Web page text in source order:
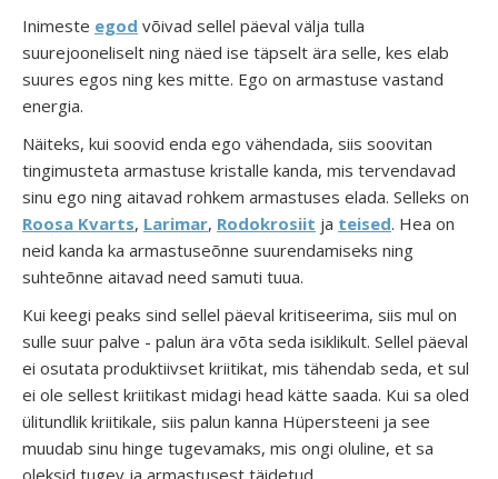
Inimeste egod võivad sellel päeval välja tulla
suurejooneliselt ning näed ise täpselt ära selle, kes elab
suures egos ning kes mitte. Ego on armastuse vastand
energia.
Näiteks, kui soovid enda ego vähendada, siis soovitan
tingimusteta armastuse kristalle kanda, mis tervendavad
sinu ego ning aitavad rohkem armastuses elada. Selleks on
Roosa Kvarts, Larimar, Rodokrosiit ja teised. Hea on
neid kanda ka armastuseõnne suurendamiseks ning
suhteõnne aitavad need samuti tuua.
Kui keegi peaks sind sellel päeval kritiseerima, siis mul on
sulle suur palve - palun ära võta seda isiklikult. Sellel päeval
ei osutata produktiivset kriitikat, mis tähendab seda, et sul
ei ole sellest kriitikast midagi head kätte saada. Kui sa oled
ülitundlik kriitikale, siis palun kanna Hüpersteeni ja see
muudab sinu hinge tugevamaks, mis ongi oluline, et sa
oleksid tugev ja armastusest täidetud.